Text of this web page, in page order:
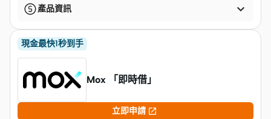
產品資訊 
現金最快1秒到手
Mox 「即時借」
立即申請 